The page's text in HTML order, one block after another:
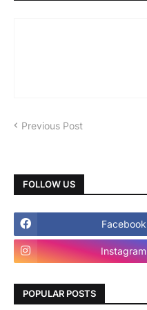
Previous Post
FOLLOW US
Facebook
Instagram
POPULAR POSTS